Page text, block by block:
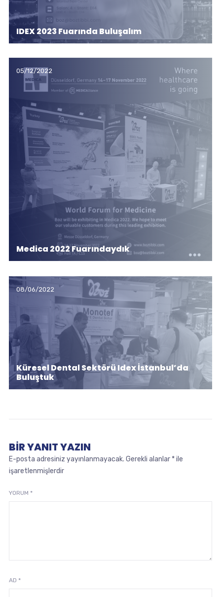
IDEX 2023 Fuarında Buluşalım
05/12/2022
Medica 2022 Fuarındaydık
08/06/2022
Küresel Dental Sektörü Idex İstanbul’da
Buluştuk
BIR YANIT YAZIN
E-posta adresiniz yayınlanmayacak. Gerekli alanlar *ile
işaretlenmişlerdir
YORUM *
AD *